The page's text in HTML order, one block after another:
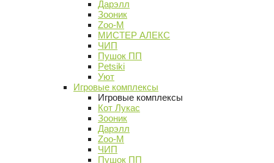
Дарэлл
Зооник
Zoo-M
МИСТЕР АЛЕКС
ЧИП
Пушок ПП
Petsiki
Уют
Игровые комплексы
Игровые комплексы
Кот Лукас
Зооник
Дарэлл
Zoo-M
ЧИП
Пушок ПП